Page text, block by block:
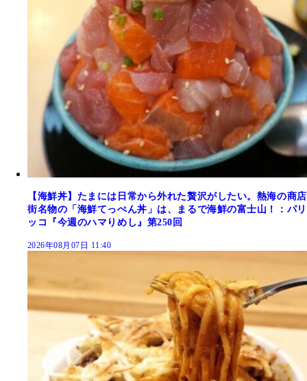
【海鮮丼】たまには日常から外れた贅沢がしたい。熱海の商店
街名物の「海鮮てっぺん丼」は、まるで海鮮の富士山！：パリ
ッコ『今週のハマりめし』第250回
2026年08月07日 11:40